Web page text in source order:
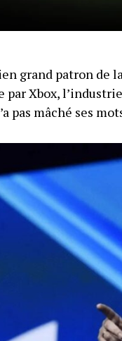
grand patron de
par Xbox,
pas mâché ses